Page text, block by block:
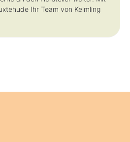
Ihr Team von Keimling